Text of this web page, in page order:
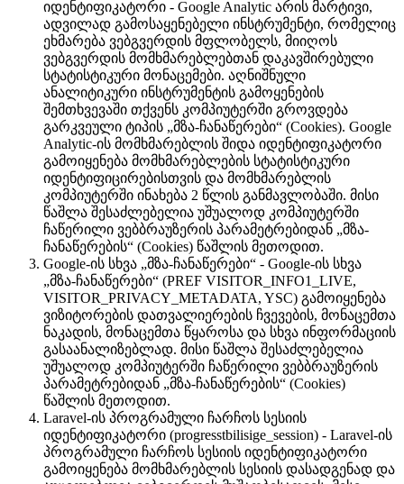
იდენტიფიკატორი - Google Analytic არის მარტივი,
ადვილად გამოსაყენებელი ინსტრუმენტი, რომელიც
ეხმარება ვებგვერდის მფლობელს, მიიღოს
ვებგვერდის მომხმარებლებთან დაკავშირებული
სტატისტიკური მონაცემები. აღნიშნული
ანალიტიკური ინსტრუმენტის გამოყენების
შემთხვევაში თქვენს კომპიუტერში გროვდება
გარკვეული ტიპის „მზა-ჩანაწერები“ (Cookies). Google
Analytic-ის მომხმარებლის შიდა იდენტიფიკატორი
გამოიყენება მომხმარებლების სტატისტიკური
იდენტიფიცირებისთვის და მომხმარებლის
კომპიუტერში ინახება 2 წლის განმავლობაში. მისი
წაშლა შესაძლებელია უშუალოდ კომპიუტერში
ჩაწერილი ვებბრაუზერის პარამეტრებიდან „მზა-
ჩანაწერების“ (Cookies) წაშლის მეთოდით.
Google-ის სხვა „მზა-ჩანაწერები“ - Google-ის სხვა
„მზა-ჩანაწერები“ (PREF VISITOR_INFO1_LIVE,
VISITOR_PRIVACY_METADATA, YSC) გამოიყენება
ვიზიტორების დათვალიერების ჩვევების, მონაცემთა
ნაკადის, მონაცემთა წყაროსა და სხვა ინფორმაციის
გასაანალიზებლად. მისი წაშლა შესაძლებელია
უშუალოდ კომპიუტერში ჩაწერილი ვებბრაუზერის
პარამეტრებიდან „მზა-ჩანაწერების“ (Cookies)
წაშლის მეთოდით.
Laravel-ის პროგრამული ჩარჩოს სესიის
იდენტიფიკატორი (progresstbilisige_session) - Laravel-ის
პროგრამული ჩარჩოს სესიის იდენტიფიკატორი
გამოიყენება მომხმარებლის სესიის დასადგენად და